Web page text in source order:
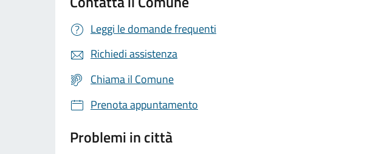
Leggi le domande frequenti
Richiedi assistenza
Chiama il Comune
Prenota appuntamento
Problemi in città